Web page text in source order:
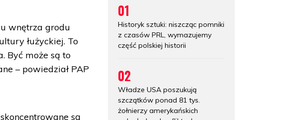
wnętrza grodu
łużyckiej. To
Być może są to
– powiedział PAP
są
01
Historyk sztuki: niszcząc pomniki
z czasów PRL, wymazujemy
część polskiej historii
02
Władze USA poszukują
szczątków ponad 81 tys.
żołnierzy amerykańskich